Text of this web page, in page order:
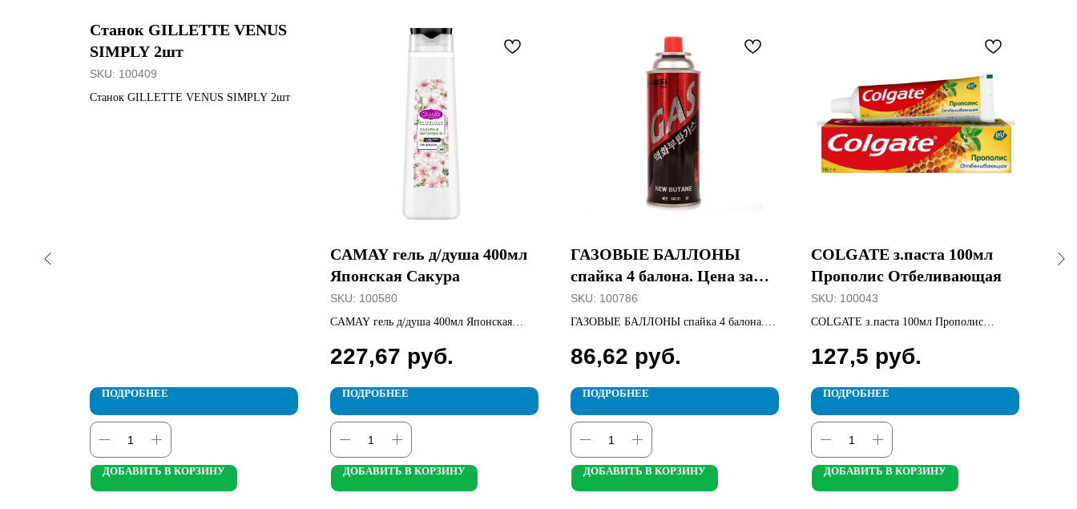
Станок GILLETTE VENUS
SIMPLY 2шт
SKU: 100409
Станок GILLETTE VENUS SIMPLY 2шт
ПОДРОБНЕЕ
ДОБАВИТЬ В КОРЗИНУ
CAMAY гель д/душа 400мл
Японская Сакура
SKU: 100580
CAMAY гель д/душа 400мл Японская
227,67 руб.
ПОДРОБНЕЕ
ДОБАВИТЬ В КОРЗИНУ
ГАЗОВЫЕ БАЛЛОНЫ
спайка 4 балона. Цена за
шт.
SKU: 100786
ГАЗОВЫЕ БАЛЛОНЫ спайка 4 балона.
86,62 руб.
ПОДРОБНЕЕ
ДОБАВИТЬ В КОРЗИНУ
COLGATE з.паста 100мл
Прополис Отбеливающая
SKU: 100043
COLGATE з.паста 100мл Прополис
127,5 руб.
ПОДРОБНЕЕ
ДОБАВИТЬ В КОРЗИНУ